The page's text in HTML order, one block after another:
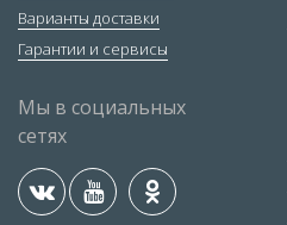
Варианты доставки
Гарантии и сервисы
Мы в социальных
сетях